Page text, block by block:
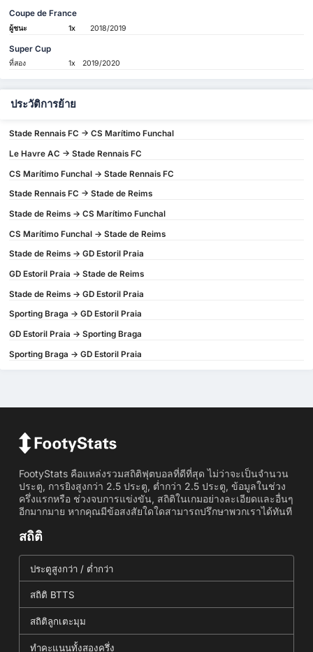
Coupe de France
ผู้ชนะ 1x 2018/2019
Super Cup
ที่สอง 1x 2019/2020
ประวัติการย้าย
Stade Rennais FC -> CS Marítimo Funchal
Le Havre AC -> Stade Rennais FC
CS Marítimo Funchal -> Stade Rennais FC
Stade Rennais FC -> Stade de Reims
Stade de Reims -> CS Marítimo Funchal
CS Marítimo Funchal -> Stade de Reims
Stade de Reims -> GD Estoril Praia
GD Estoril Praia -> Stade de Reims
Stade de Reims -> GD Estoril Praia
Sporting Braga -> GD Estoril Praia
GD Estoril Praia -> Sporting Braga
Sporting Braga -> GD Estoril Praia
FootyStats คือแหล่งรวมสถิติฟุตบอลที่ดีที่สุด ไม่ว่าจะเป็นจำนวน
ประตู, การยิงสูงกว่า 2.5 ประตู, ต่ำกว่า 2.5 ประตู, ข้อมูลในช่วง
ครึ่งแรกหรือ ช่วงจบการแข่งขัน, สถิติในเกมอย่างละเอียดและอื่นๆ
อีกมากมาย หากคุณมีข้อสงสัยใดใดสามารถปรึกษาพวกเราได้ทันที
สถิติ
ประตูสูงกว่า / ต่ำกว่า
สถิติ BTTS
สถิติลูกเตะมุม
ทำคะแนนทั้งสองครึ่ง